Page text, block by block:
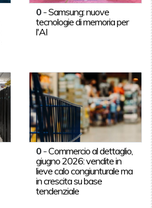
0 -Samsung: nuove
tecnologie di memoria per
l'AI
0 -Commercio al dettaglio,
giugno 2026: vendite in
lieve calo congiunturale ma
in crescita su base
tendenziale